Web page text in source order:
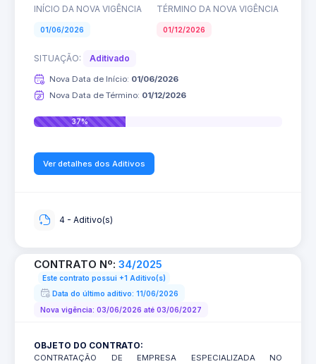
INÍCIO DA NOVA VIGÊNCIA
TÉRMINO DA NOVA VIGÊNCIA
01/06/2026 01/12/2026
SITUAÇÃO: Aditivado
Nova Data de Início: 01/06/2026
Nova Data de Término: 01/12/2026
37%
Ver detalhes dos Aditivos
4 - Aditivo(s)
CONTRATO Nº: 34/2025
Este contrato possui +1 Aditivo(s)
Data do último aditivo: 11/06/2026
Nova vigência: 03/06/2026 até 03/06/2027
OBJETO DO CONTRATO:
CONTRATAÇÃO DE EMPRESA ESPECIALIZADA NO